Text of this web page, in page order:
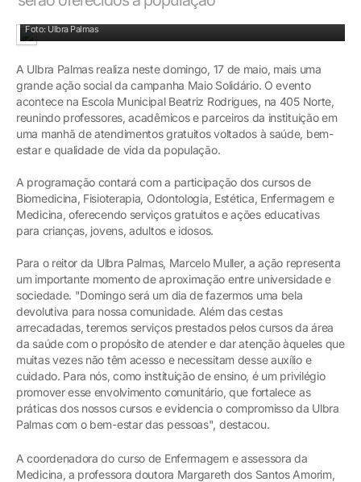
Foto: Ulbra Palmas
A Ulbra Palmas realiza neste domingo, 17 de maio, mais uma
grande ação social da campanha Maio Solidário. O evento
acontece na Escola Municipal Beatriz Rodrigues, na 405 Norte,
reunindo professores, acadêmicos e parceiros da instituição em
uma manhã de atendimentos gratuitos voltados à saúde, bem-
estar e qualidade de vida da população.
A programação contará com a participação dos cursos de
Biomedicina, Fisioterapia, Odontologia, Estética, Enfermagem e
Medicina, oferecendo serviços gratuitos e ações educativas
para crianças, jovens, adultos e idosos.
Para o reitor da Ulbra Palmas, Marcelo Muller, a ação representa
um importante momento de aproximação entre universidade e
sociedade. "Domingo será um dia de fazermos uma bela
devolutiva para nossa comunidade. Além das cestas
arrecadadas, teremos serviços prestados pelos cursos da área
da saúde com o propósito de atender e dar atenção àqueles que
muitas vezes não têm acesso e necessitam desse auxílio e
cuidado. Para nós, como instituição de ensino, é um privilégio
promover esse envolvimento comunitário, que fortalece as
práticas dos nossos cursos e evidencia o compromisso da Ulbra
Palmas com o bem-estar das pessoas", destacou.
A coordenadora do curso de Enfermagem e assessora da
Medicina, a professora doutora Margareth dos Santos Amorim,